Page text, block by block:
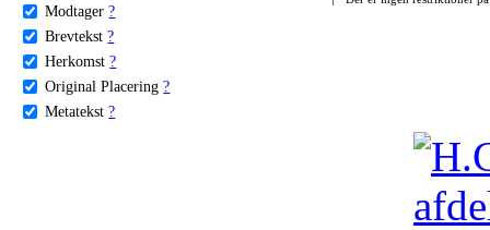
Modtager ?
Brevtekst ?
Herkomst ?
Original Placering ?
Metatekst ?